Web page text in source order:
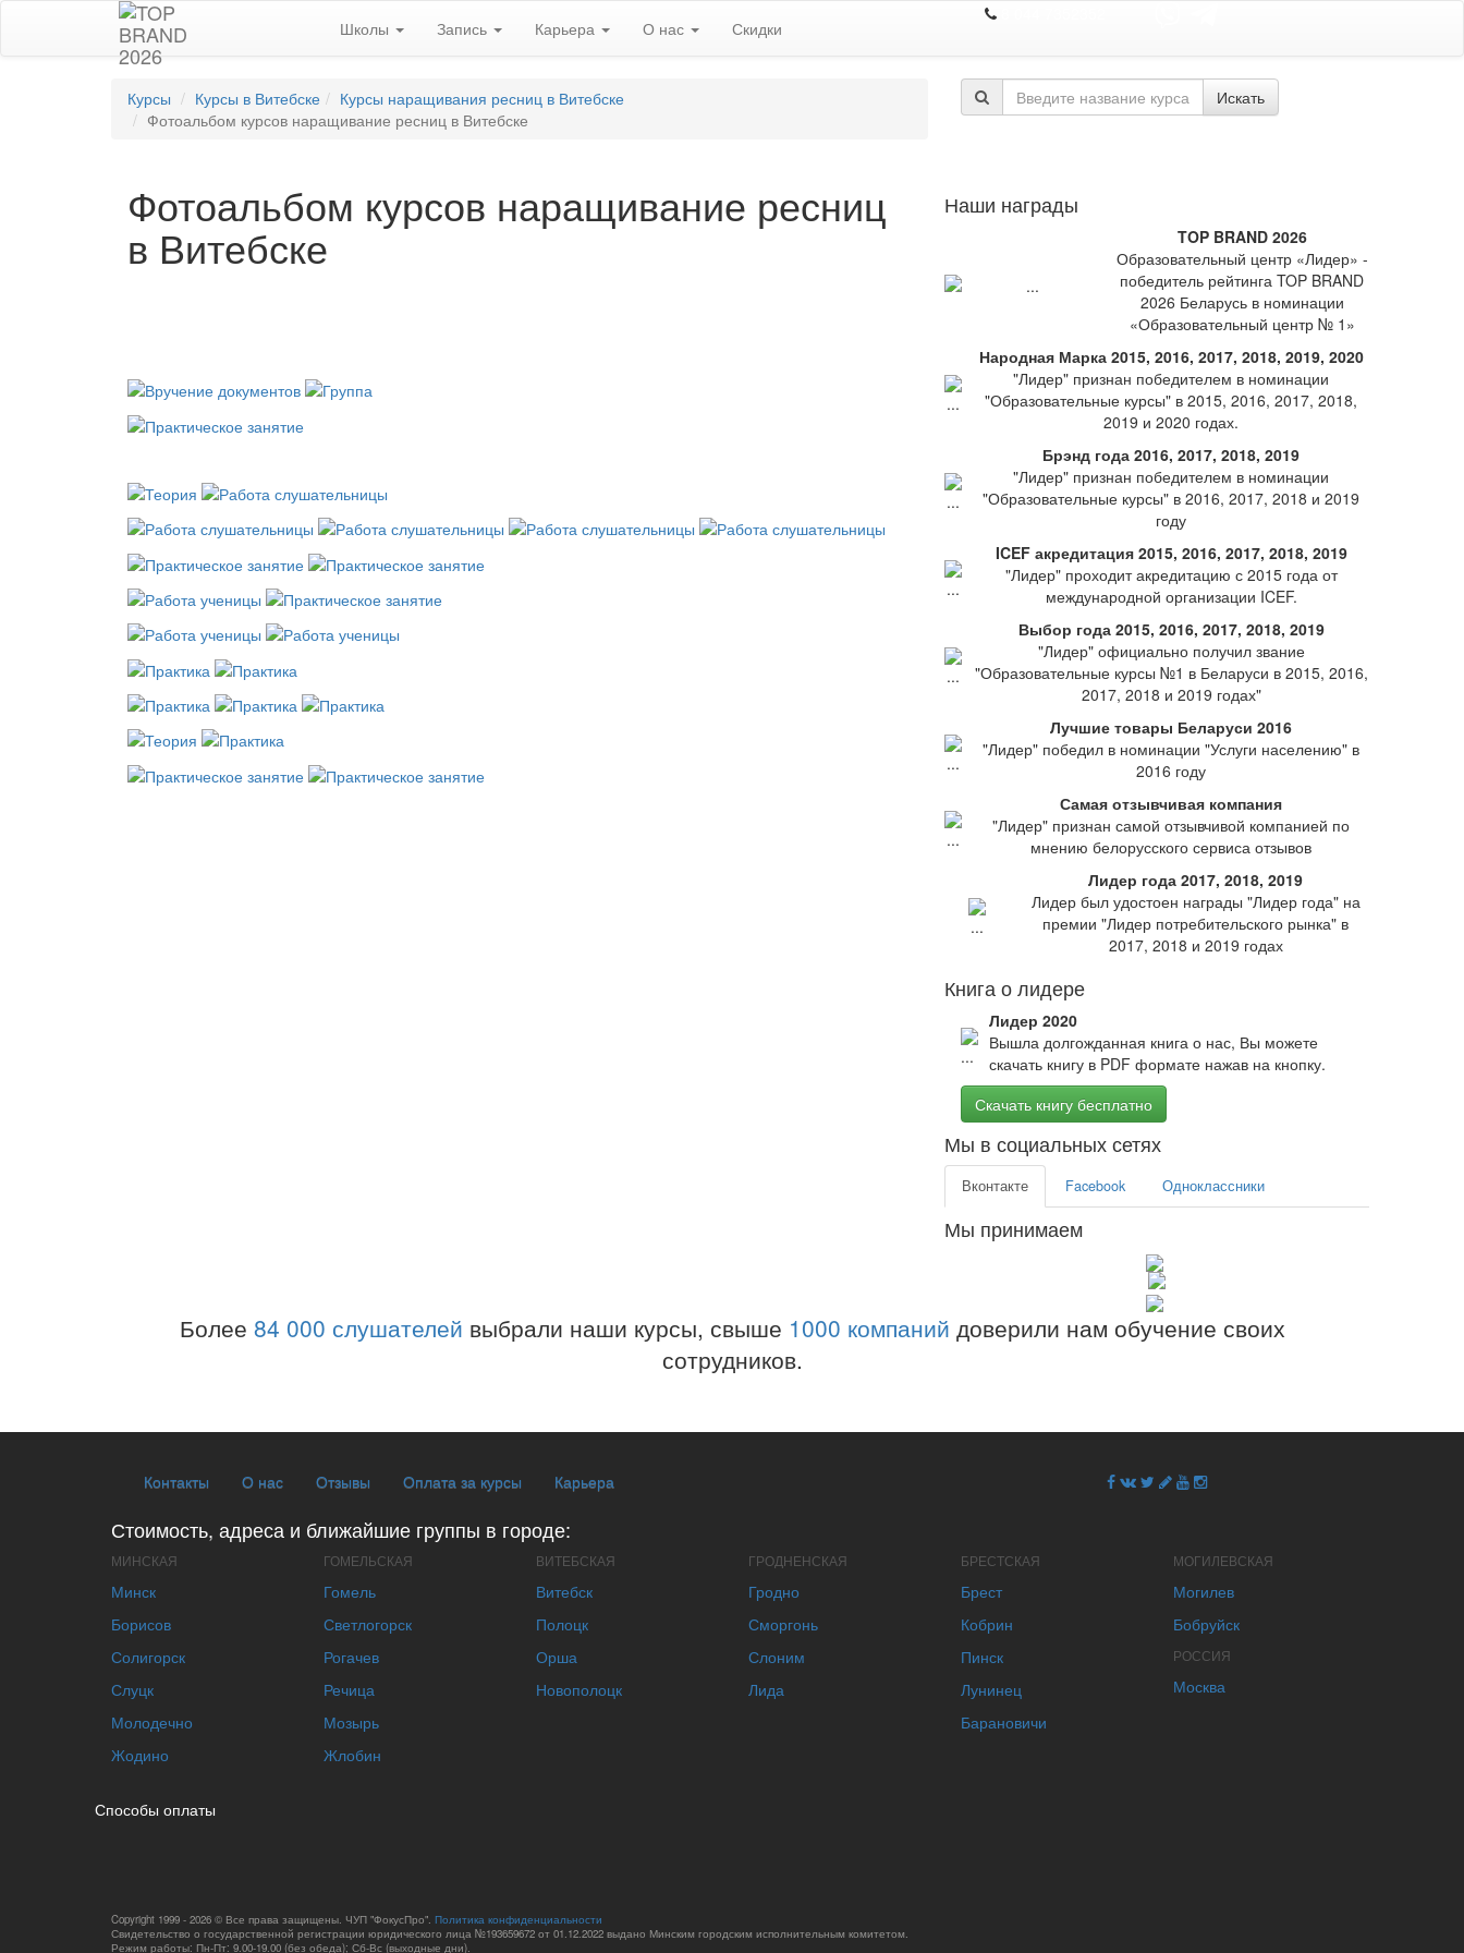
Школы Запись Карьера О нас Скидки
Курсы Курсы в Витебске
Курсы наращивания ресниц в Витебске
Фотоальбом курсов наращивание ресниц в Витебске
Искать
Фотоальбом курсов наращивание ресниц
в Витебске
Наши награды
TOP BRAND 2026
Образовательный центр «Лидер» -
победитель рейтинга TOP BRAND
2026 Беларусь в номинации
«Образовательный центр № 1»
Народная Марка 2015, 2016, 2017, 2018, 2019, 2020
"Лидер" признан победителем в номинации
"Образовательные курсы" в 2015, 2016, 2017, 2018,
2019 и 2020 годах.
Брэнд года 2016, 2017, 2018, 2019
"Лидер" признан победителем в номинации
"Образовательные курсы" в 2016, 2017, 2018 и 2019
году
ICEF акредитация 2015, 2016, 2017, 2018, 2019
"Лидер" проходит акредитацию с 2015 года от
международной организации ICEF.
Выбор года 2015, 2016, 2017, 2018, 2019
"Лидер" официально получил звание
"Образовательные курсы №1 в Беларуси в 2015, 2016,
2017, 2018 и 2019 годах"
Лучшие товары Беларуси 2016
"Лидер" победил в номинации "Услуги населению" в
2016 году
Самая отзывчивая компания
"Лидер" признан самой отзывчивой компанией по
мнению белорусского сервиса отзывов
Лидер года 2017, 2018, 2019
Лидер был удостоен награды "Лидер года" на
премии "Лидер потребительского рынка" в
2017, 2018 и 2019 годах
Книга о лидере
Лидер 2020
Вышла долгожданная книга о нас, Вы можете
скачать книгу в PDF формате нажав на кнопку.
Скачать книгу бесплатно
Мы в социальных сетях
Вконтакте Facebook Одноклассники
Мы принимаем
Более 84 000 слушателей выбрали наши курсы, свыше 1000 компаний доверили нам обучение своих
сотрудников.
Контакты О нас Отзывы Оплата за курсы Карьера
Стоимость, адреса и ближайшие группы в городе:
МИНСКАЯ
Минск
Борисов
Солигорск
Слуцк
Молодечно
Жодино
ГОМЕЛЬСКАЯ
Гомель
Светлогорск
Рогачев
Речица
Мозырь
Жлобин
ВИТЕБСКАЯ
Витебск
Полоцк
Орша
Новополоцк
ГРОДНЕНСКАЯ
Гродно
Сморгонь
Слоним
Лида
БРЕСТСКАЯ
Брест
Кобрин
Пинск
Лунинец
Барановичи
МОГИЛЕВСКАЯ
Могилев
Бобруйск
РОССИЯ
Москва
Способы оплаты
Copyright 1999 - 2026 © Все права защищены. ЧУП "ФокусПро". Политика конфиденциальности
Свидетельство о государственной регистрации юридического лица №193659672 от 01.12.2022 выдано Минским городским исполнительным комитетом.
Режим работы: Пн-Пт: 9.00-19.00 (без обеда); Сб-Вс (выходные дни).